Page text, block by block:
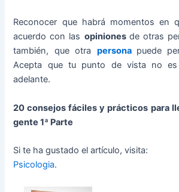
Reconocer que habrá momentos en
acuerdo con las opiniones de otras
también, que otra persona puede
Acepta que tu punto de vista no
adelante.
20 consejos fáciles y prácticos para
gente 1ª Parte
Si te ha gustado el artículo, visita:
Psicologia.